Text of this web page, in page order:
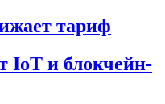
тариф
IoT и блокчейн-